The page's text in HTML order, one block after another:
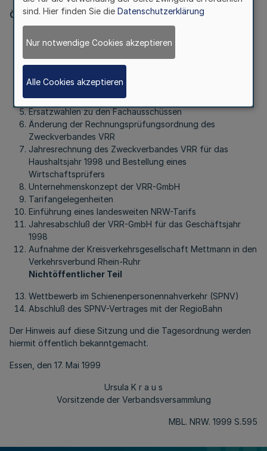
Öffentlicher Teil:
Verbandsversammlung am
9. Februar 1999
Sachstandsbericht des Zweckverbandes VRR
Bericht zur wirtschaftlichen Lage der VRR-GmbH
Ersatzwahlen zu den Fachausschüssen
Änderung der Rechnungsprüfungsordnung des
Zweckverbandes VRR
Jahresrechnung des Zweckverbandes VRR für das
Haushaltsjahr 1998 und Bestellung eines
Wirtschaftsprüfers
Unternehmenskonzept der VRR-GmbH
Tarifangelegenheiten
Einführung eines landesweiten NRW-Tarifs
Jahresabschluß der VRR-GmbH für das Geschäftsjahr
1998
Aufnahme der Kreisverkehrsgesellschaft Mettmann in den
Verkehrsverbund Rhein-Ruhr
Nichtöffentlicher Teil
Wettbewerb im Schienenpersonennahverkehr (SPNV)
Abschluß des SPNV-Vertrages mit der RegioBahn
Der Hinweis auf diese Sitzung und die Tagesordnung werden
hiermit öffentlich bekanntgemacht.
Essen, den 17. Mai 1999
Ursula K r a u s
Vorsitzende der Verbandsversammlung
MBL. NRW. 1999 S.595
sind. Hier finden Sie die Datenschutzerklärung
Nur notwendige Cookies akzeptieren
Alle Cookies akzeptieren